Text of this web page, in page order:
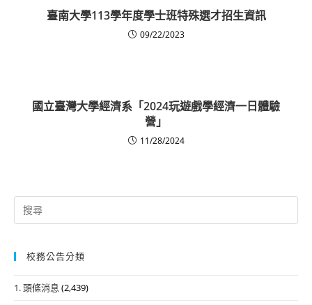
臺南大學113學年度學士班特殊選才招生資訊
09/22/2023
國立臺灣大學經濟系「2024玩遊戲學經濟一日體驗
營」
11/28/2024
Search
for:
校務公告分類
1. 頭條消息 (2,439)